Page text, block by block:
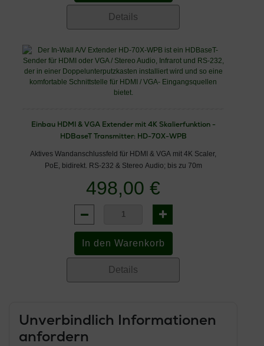
Details
Einbau HDMI & VGA Extender mit 4K Skalierfunktion -
HDBaseT Transmitter: HD-70X-WPB
Aktives Wandanschlussfeld für HDMI & VGA mit 4K Scaler,
PoE, bidirekt. RS-232 & Stereo Audio; bis zu 70m
498,00 €
Details
Unverbindlich Informationen
anfordern